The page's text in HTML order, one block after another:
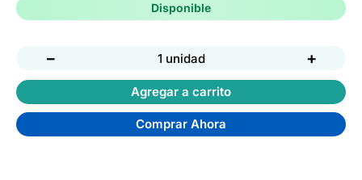
Disponible
− 1 unidad +
Agregar a carrito
Comprar Ahora